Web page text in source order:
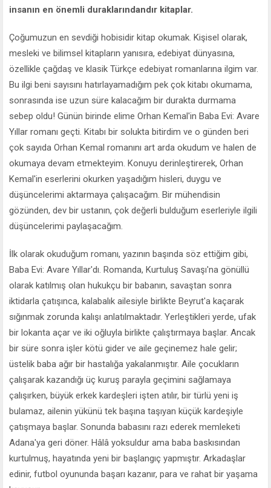
insanın en önemli duraklarındandır kitaplar.
Çoğumuzun en sevdiği hobisidir kitap okumak. Kişisel olarak,
mesleki ve bilimsel kitapların yanısıra, edebiyat dünyasına,
özellikle çağdaş ve klasik Türkçe edebiyat romanlarına ilgim var.
Bu ilgi beni sayısını hatırlayamadığım pek çok kitabı okumama,
sonrasında ise uzun süre kalacağım bir durakta durmama
sebep oldu! Günün birinde elime Orhan Kemal'in Baba Evi: Avare
Yıllar romanı geçti. Kitabı bir solukta bitirdim ve o günden beri
çok sayıda Orhan Kemal romanını art arda okudum ve halen de
okumaya devam etmekteyim. Konuyu derinleştirerek, Orhan
Kemal'in eserlerini okurken yaşadığım hisleri, duygu ve
düşüncelerimi aktarmaya çalışacağım. Bir mühendisin
gözünden, dev bir ustanın, çok değerli bulduğum eserleriyle ilgili
düşüncelerimi paylaşacağım.
İlk olarak okuduğum romanı, yazının başında söz ettiğim gibi,
Baba Evi: Avare Yıllar'dı. Romanda, Kurtuluş Savaşı'na gönüllü
olarak katılmış olan hukukçu bir babanın, savaştan sonra
iktidarla çatışınca, kalabalık ailesiyle birlikte Beyrut'a kaçarak
sığınmak zorunda kalışı anlatılmaktadır. Yerleştikleri yerde, ufak
bir lokanta açar ve iki oğluyla birlikte çalıştırmaya başlar. Ancak
bir süre sonra işler kötü gider ve aile geçinemez hale gelir;
üstelik baba ağır bir hastalığa yakalanmıştır. Aile çocukların
çalışarak kazandığı üç kuruş parayla geçimini sağlamaya
çalışırken, büyük erkek kardeşleri işten atılır, bir türlü yeni iş
bulamaz, ailenin yükünü tek başına taşıyan küçük kardeşiyle
çatışmaya başlar. Sonunda babasını razı ederek memleketi
Adana'ya geri döner. Hâlâ yoksuldur ama baba baskısından
kurtulmuş, hayatında yeni bir başlangıç yapmıştır. Arkadaşlar
edinir, futbol oyununda başarı kazanır, para ve rahat bir yaşama